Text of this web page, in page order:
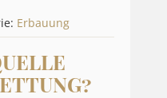
Erbauung